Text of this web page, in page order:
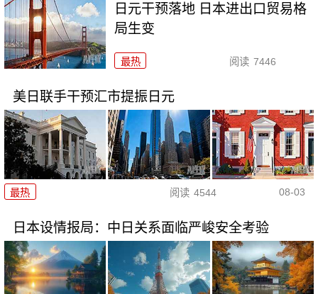
日元干预落地 日本进出口贸易格
局生变
最热 阅读 7446
美日联手干预汇市提振日元
最热 阅读 4544 08-03
日本设情报局：中日关系面临严峻安全考验